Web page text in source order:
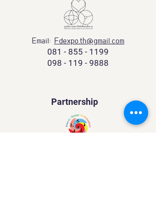
Email: Fdexpo.th@gmail.com
081 - 855 - 1199
098 - 119 - 9888
Partnership